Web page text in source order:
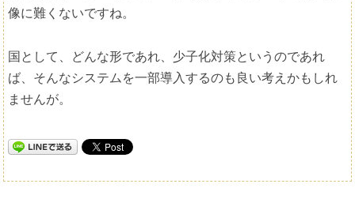
像に難くないですね。
国として、どんな形であれ、少子化対策というのであれ
ば、そんなシステムを一部導入するのも良い考えかもしれ
ませんが。